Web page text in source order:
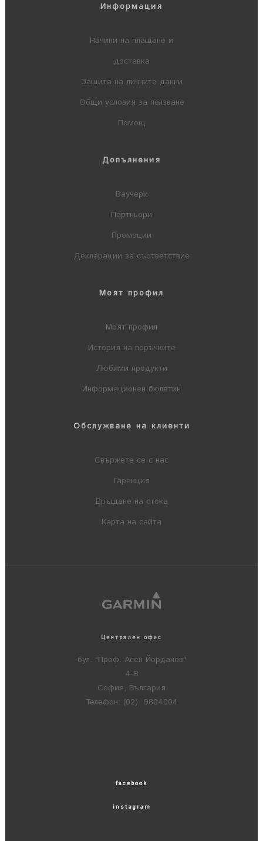
Информация
Начини на плащане и
доставка
Защита на личните данни
Общи условия за ползване
Помощ
Допълнения
Ваучери
Партньори
Промоции
Декларации за съответствие
Моят профил
Моят профил
История на поръчките
Любими продукти
Информационен бюлетин
Обслужване на клиенти
Свържете се с нас
Гаранция
Връщане на стока
Карта на сайта
Централен офис
бул. "Проф. Асен Йорданов"
4-В
София, България
Телефон: (02) 9804004
facebook
instagram